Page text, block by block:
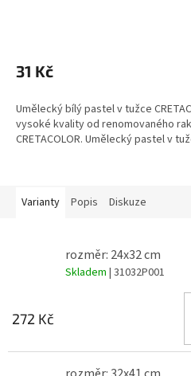
31 Kč
Umělecký bílý pastel v tužce
vysoké kvality od renomovaného
CRETACOLOR. Umělecký pastel v
Varianty Popis Diskuze
rozměr: 24x32 cm
Skladem | 31032P001
272 Kč